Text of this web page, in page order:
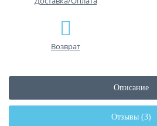
Возврат
Описание
Отзывы (3)